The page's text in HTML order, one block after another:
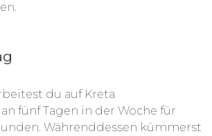
du auf Kreta
fünf Tagen in der Woche für
Währenddessen kümmerst